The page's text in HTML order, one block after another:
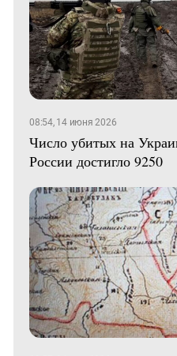
08:54, 14 июня 2026
Число убитых на
России достигло 9250